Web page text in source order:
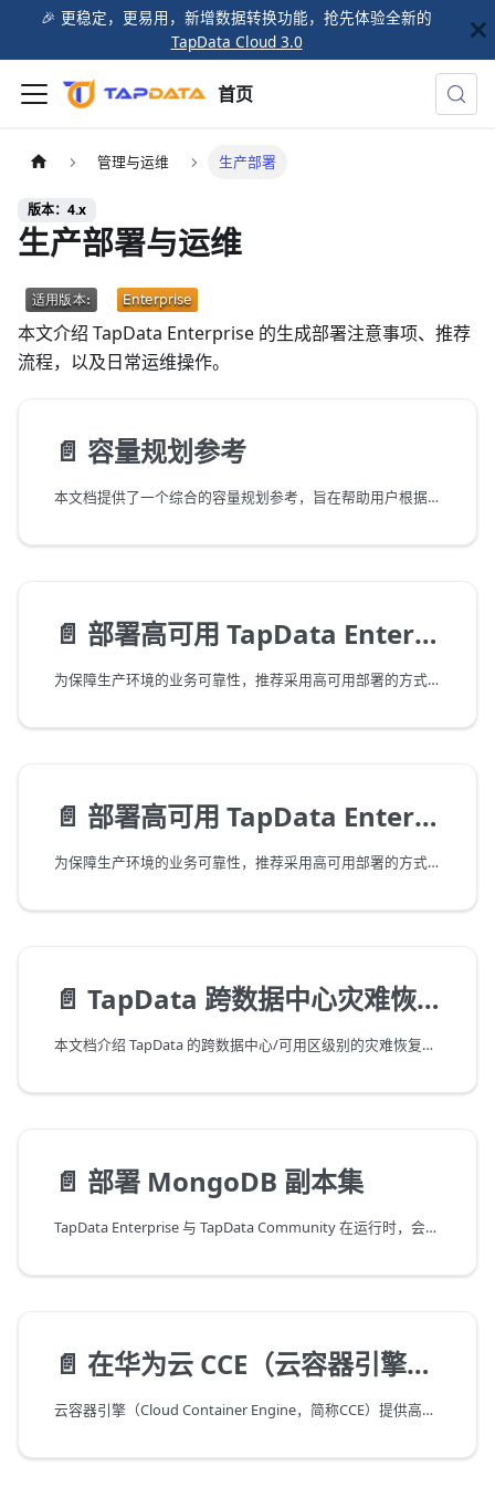
🎉️ 更稳定，更易用，新增数据转换功能，抢先体验全新的
TapData Cloud 3.0
首页
管理与运维 生产部署
版本：4.x
生产部署与运维
本文介绍 TapData Enterprise 的生成部署注意事项、推荐
流程，以及日常运维操作。
📄️ 容量规划参考
本文档提供了一个综合的容量规划参考，旨在帮助用户根据特定环境中的实际需求进行有效的资源分配。实际的系统需求可能会受到工作负载特性、网络条件和服务器规格等多种因素的影响，因此我们推荐在特定的实际环境中进行性能测试，以获得更准确的配置数据。
📄️ 部署高可用 TapData Enterprise（双节点）
为保障生产环境的业务可靠性，推荐采用高可用部署的方式，本文介绍如何快速在本地的 Linux 平台部署高可用的 TapData 服务。
📄️ 部署高可用 TapData Enterprise（三节点）
为保障生产环境的业务可靠性，推荐采用高可用部署的方式，本文介绍如何通过三台服务器组建部署高可用的 TapData 服务。
📄️ TapData 跨数据中心灾难恢复实践
本文档介绍 TapData 的跨数据中心/可用区级别的灾难恢复（DR）解决方案，适用于需要应对整个数据中心或可用区故障的生产环境。该方案通过"主集群 + 冷备服务 + 热数据"的模式，实现跨地域的数据持续热同步和服务快速切换，确保在区域性灾难发生时业务能够快速恢复。
📄️ 部署 MongoDB 副本集
TapData Enterprise 与 TapData Community 在运行时，会将任务的必要配置、共享缓存等信息存储至 MongoDB 数据库中，为保障生产环境的高可用，在部署 TapData 前，需要完成 MongoDB 副本集的部署，本文将介绍具体的部署流程。
📄️ 在华为云 CCE（云容器引擎）上部署 TapData
云容器引擎（Cloud Container Engine，简称CCE）提供高度可扩展的、高性能的企业级Kubernetes集群。借助云容器引擎，您可以在华为云的 CCE 集群中轻松部署和管理 TapData 服务。